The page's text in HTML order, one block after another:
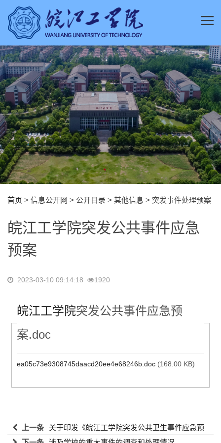
首页 > 信息公开网 > 公开目录 > 其他信息 > 突发事件处理预案
皖江工学院突发公共事件应急
预案
2023-03-10 09:14:18 1920
皖江工学院突发公共事件应急预
案.doc
ea05c73e9308745daacd20ee4e68246b.doc (168.00 KB)
上一条
关于印发《皖江工学院突发公共卫生事件应急预